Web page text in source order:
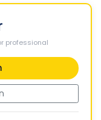
professional